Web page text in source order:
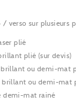
verso sur plusieurs
plié
plié (sur devis)
brillant ou demi-mat
brillant ou demi-mat
demi-mat rainé